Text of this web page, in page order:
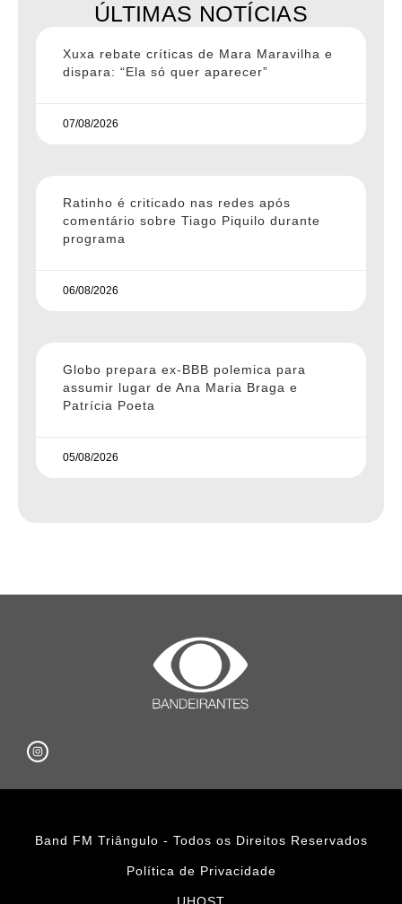
ÚLTIMAS NOTÍCIAS
Xuxa rebate críticas de Mara Maravilha e
dispara: “Ela só quer aparecer”
07/08/2026
Ratinho é criticado nas redes após
comentário sobre Tiago Piquilo durante
programa
06/08/2026
Globo prepara ex-BBB polemica para
assumir lugar de Ana Maria Braga e
Patrícia Poeta
05/08/2026
Band FM Triângulo - Todos os Direitos Reservados
Política de Privacidade
UHOST